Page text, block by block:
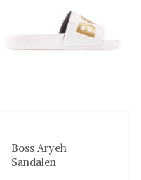
Boss Aryeh
Sandalen